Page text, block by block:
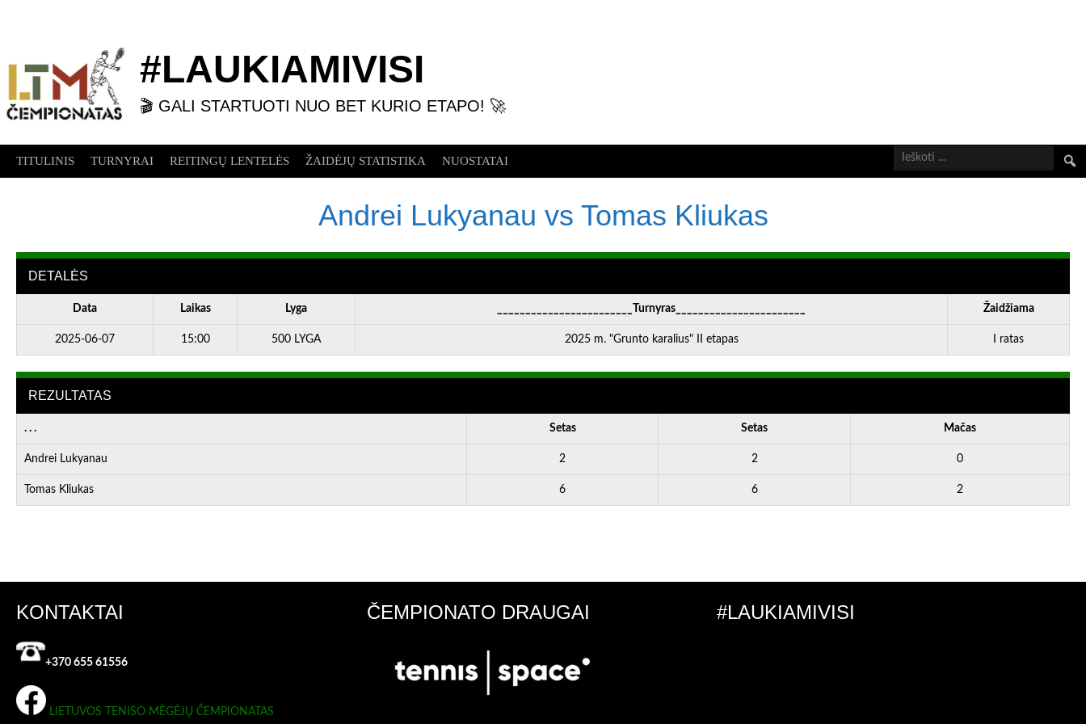
#LAUKIAMIVISI
🎬 GALI STARTUOTI NUO BET KURIO ETAPO! 🚀
TITULINIS TURNYRAI REITINGŲ LENTELĖS ŽAIDĖJŲ STATISTIKA NUOSTATAI
Andrei Lukyanau vs Tomas Kliukas
DETALĖS
Data Laikas Lyga ________________________Turnyras_______________________ Žaidžiama
2025-06-07 15:00 500 LYGA 2025 m. "Grunto karalius" II etapas I ratas
REZULTATAS
. . . Setas Setas Mačas
Andrei Lukyanau 2 2 0
Tomas Kliukas 6 6 2
KONTAKTAI
+370 655 61556
LIETUVOS TENISO MĖGĖJŲ ČEMPIONATAS
ČEMPIONATO DRAUGAI #LAUKIAMIVISI